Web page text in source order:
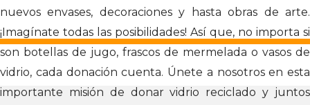
nuevos envases, decoraciones y hasta obras de arte.
¡Imagínate todas las posibilidades! Así que, no importa si
son botellas de jugo, frascos de mermelada o vasos de
vidrio, cada donación cuenta. Únete a nosotros en esta
importante misión de donar vidrio reciclado y juntos